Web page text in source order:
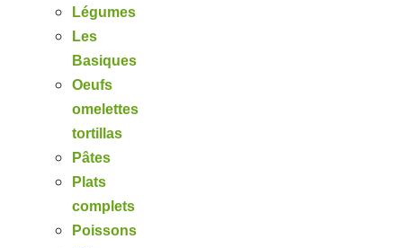
Légumes
Les
Basiques
Oeufs
omelettes
tortillas
Pâtes
Plats
complets
Poissons